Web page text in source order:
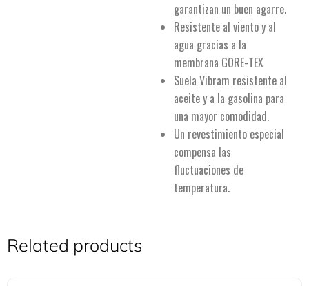
garantizan un buen agarre.
Resistente al viento y al
agua gracias a la
membrana GORE-TEX
Suela Vibram resistente al
aceite y a la gasolina para
una mayor comodidad.
Un revestimiento especial
compensa las
fluctuaciones de
temperatura.
Related products